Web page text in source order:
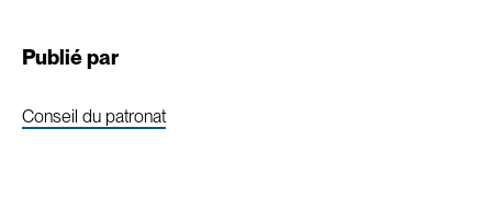
Publié par
Conseil du patronat